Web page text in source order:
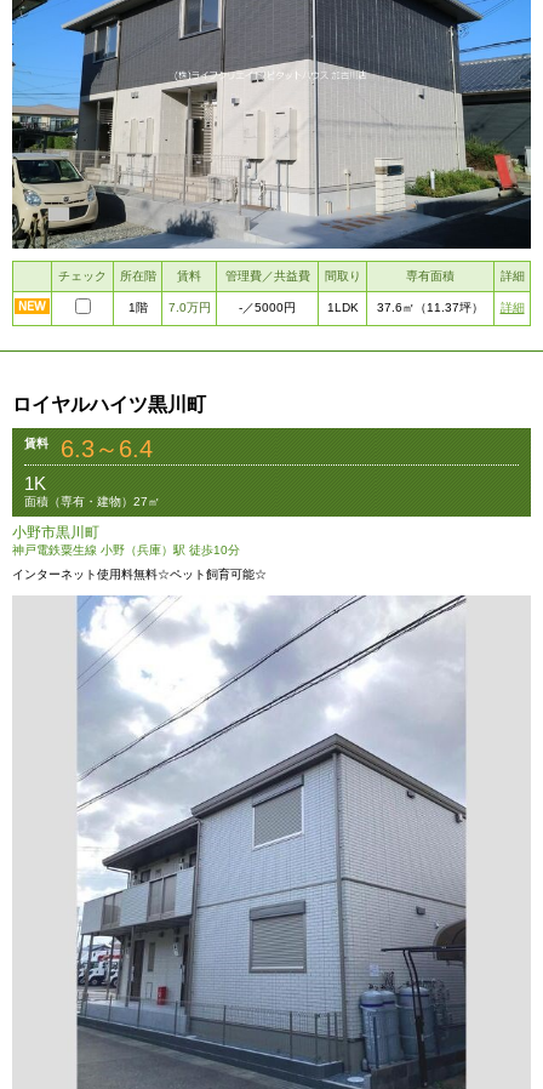
チェック 所在階 賃料 管理費／共益費 間取り 専有面積 詳細
1階 7.0万円 -／5000円 1LDK 37.6㎡ （11.37坪） 詳細
ロイヤルハイツ黒川町
賃料 6.3～6.4
1K
面積（専有・建物）27㎡
小野市黒川町
神戸電鉄粟生線 小野（兵庫）駅 徒歩10分
インターネット使用料無料☆ペット飼育可能☆